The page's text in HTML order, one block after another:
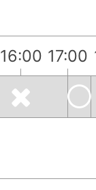
16:00 17:00